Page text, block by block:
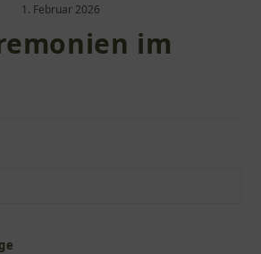
1. Februar 2026
im